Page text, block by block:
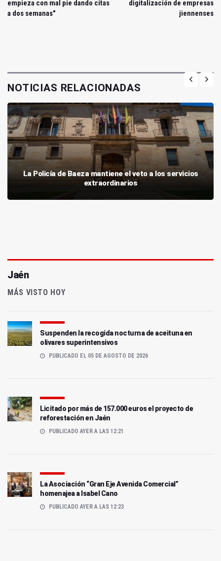
empieza con mal pie dando citas
a dos semanas"
digitalización de empresas
jiennenses
NOTICIAS RELACIONADAS
La Policía de Baeza mantiene el veto a los servicios
extraordinarios
Jaén
MÁS VISTO HOY
Suspenden la recogida nocturna de aceituna en
olivares superintensivos
PUBLICADO EL 05 DE AGOSTO DE 2026
Licitado por más de 157.000 euros el proyecto de
reforestación en Jaén
PUBLICADO AYER A LAS 12:21
La Asociación “Gran Eje Avenida Comercial”
homenajea a Isabel Cano
PUBLICADO AYER A LAS 12:23